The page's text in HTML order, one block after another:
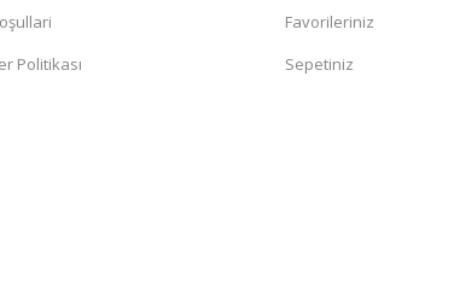
Politikası
Favorileriniz
Sepetiniz